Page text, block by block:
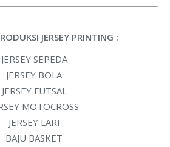
JERSEY PRINTING :
JERSEY SEPEDA
JERSEY BOLA
JERSEY FUTSAL
MOTOCROSS
JERSEY LARI
BAJU BASKET